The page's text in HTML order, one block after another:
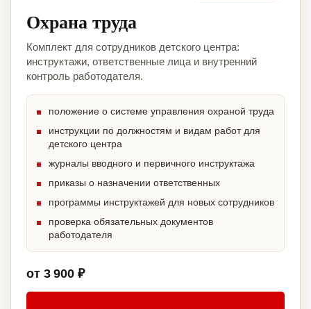
Охрана труда
Комплект для сотрудников детского центра:
инструктажи, ответственные лица и внутренний
контроль работодателя.
положение о системе управления охраной труда
инструкции по должностям и видам работ для
детского центра
журналы вводного и первичного инструктажа
приказы о назначении ответственных
программы инструктажей для новых сотрудников
проверка обязательных документов
работодателя
от 3 900 ₽